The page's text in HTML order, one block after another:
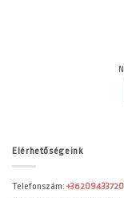
Elérhetőségeink
Telefonszám: +36209433720